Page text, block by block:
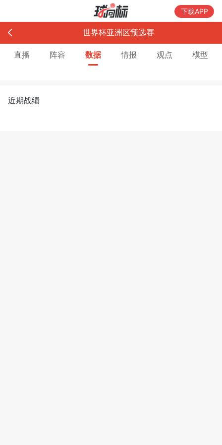
下载APP
世界杯亚洲区预选赛
直播 阵容 数据 情报 观点 模型
近期战绩